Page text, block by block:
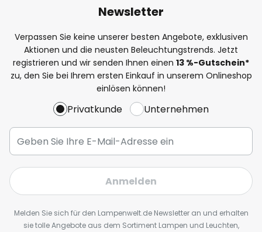
Newsletter
Verpassen Sie keine unserer besten Angebote, exklusiven
Aktionen und die neusten Beleuchtungstrends. Jetzt
registrieren und wir senden Ihnen einen 13 %-Gutschein*
zu, den Sie bei Ihrem ersten Einkauf in unserem Onlineshop
einlösen können!
Privatkunde Unternehmen
Anmelden
Melden Sie sich für den Lampenwelt.de Newsletter an und erhalten
sie tolle Angebote aus dem Sortiment Lampen und Leuchten,